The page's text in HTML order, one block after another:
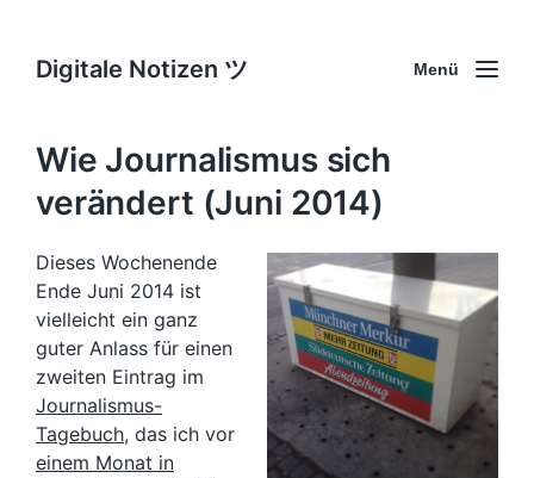
Digitale Notizen ツ Menü
Wie Journalismus sich
verändert (Juni 2014)
Dieses Wochenende
Ende Juni 2014 ist
vielleicht ein ganz
guter Anlass für einen
zweiten Eintrag im
Journalismus-
Tagebuch, das ich vor
einem Monat in